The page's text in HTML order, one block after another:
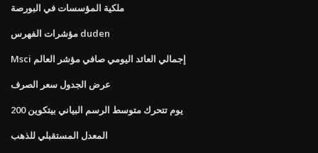
ملكية المؤسسات في البورصة
مؤشرات الفهرس duden
Msci إجمالي العائد اليومي صافي مؤشر العالم
عرض الجدول سعر الصرف
200 يوم تتحرك متوسط ​​الرسم البياني بيتكوين
المعدل المستقبلي للذهب